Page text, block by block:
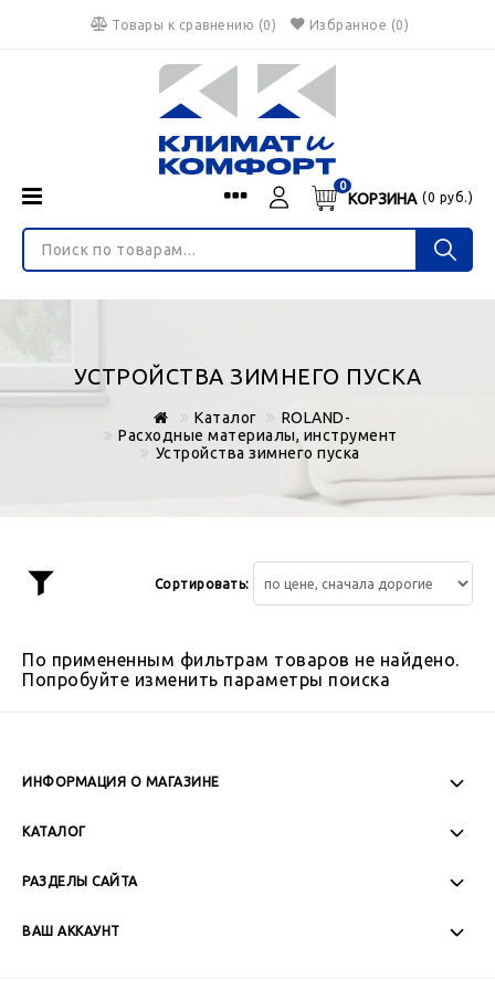
Товары к сравнению (0) Избранное (0)
Menu
Войти
€ $ руб.
КОРЗИНА
0
(0 руб.)
О нас
НЕ ЯВЛЯЕТСЯ ПУБЛИЧНОЙ ОФЕРТОЙ
Доставка и оплата
Блог
Контакты
УСТРОЙСТВА ЗИМНЕГО ПУСКА
Каталог
ROLAND-
Расходные материалы, инструмент
Устройства зимнего пуска
Сортировать:
По примененным фильтрам товаров не найдено.
Попробуйте изменить параметры поиска
ИНФОРМАЦИЯ О МАГАЗИНЕ
Сб-Вс: Выходной
КАТАЛОГ
РАЗДЕЛЫ САЙТА
ВАШ АККАУНТ